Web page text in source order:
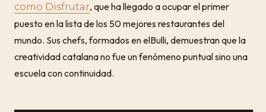
como Disfrutar, que ha llegado a ocupar el primer
puesto en la lista de los 50 mejores restaurantes del
mundo. Sus chefs, formados en elBulli, demuestran que la
creatividad catalana no fue un fenómeno puntual sino una
escuela con continuidad.